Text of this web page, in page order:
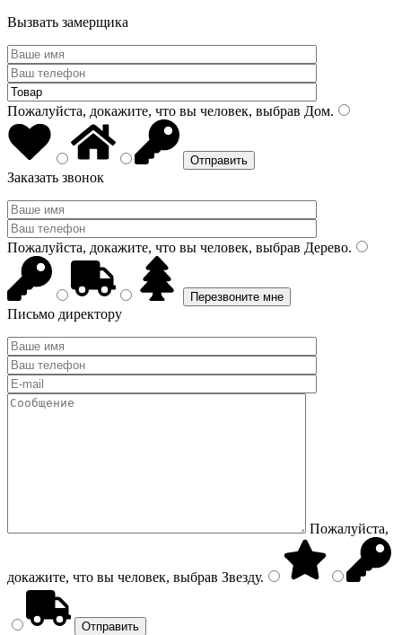
Вызвать замерщика
Пожалуйста, докажите, что вы человек, выбрав Дом.
Заказать звонок
Пожалуйста, докажите, что вы человек, выбрав Дерево.
Письмо директору
Пожалуйста,
докажите, что вы человек, выбрав Звезду.